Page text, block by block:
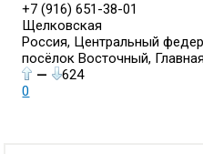
+7 (916) 651-38-01
Щелковская
Россия, Центральный
посёлок Восточный,
—
624
0